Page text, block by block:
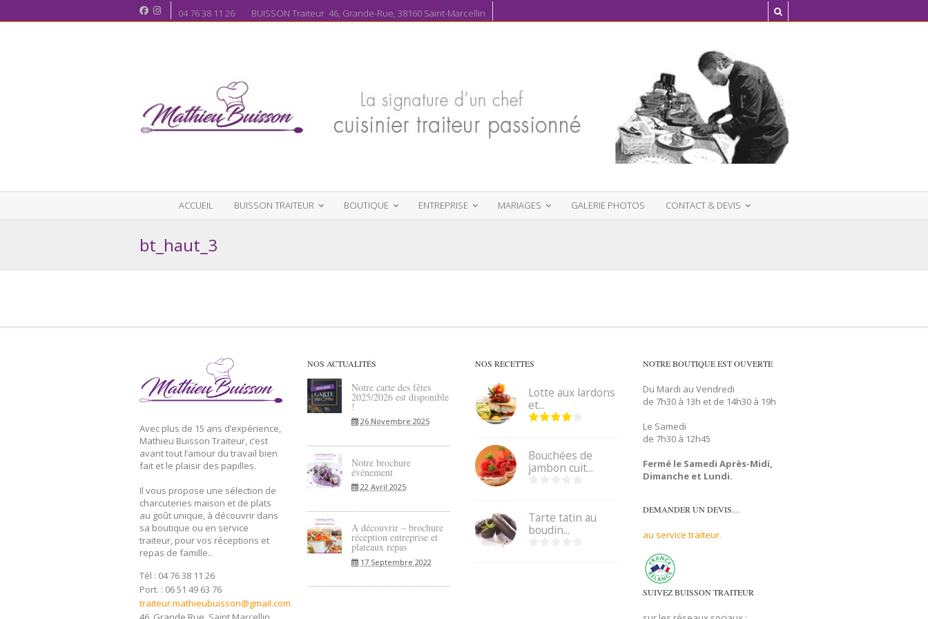
04 76 38 11 26 BUISSON Traiteur 46, Grande-Rue, 38160 Saint-Marcellin
ACCUEIL BUISSON TRAITEUR BOUTIQUE ENTREPRISE MARIAGES GALERIE PHOTOS CONTACT & DEVIS
bt_haut_3
Avec plus de 15 ans d’expérience,
Mathieu Buisson Traiteur, c’est
avant tout l’amour du travail bien
fait et le plaisir des papilles.
Il vous propose une sélection de
charcuteries maison et de plats
au goût unique, à découvrir dans
sa boutique ou en service
traiteur, pour vos réceptions et
repas de famille..
Tél : 04 76 38 11 26
Port. : 06 51 49 63 76
traiteur.mathieubuisson@gmail.com
NOS ACTUALITÉS
Notre carte des fêtes
2025/2026 est disponible
!
26 Novembre 2025
Notre brochure
événement
22 Avril 2025
A découvrir – brochure
réception entreprise et
plateaux repas
17 Septembre 2022
NOS RECETTES
Lotte aux lardons
et...
Bouchées de
jambon cuit...
Tarte tatin au
boudin...
NOTRE BOUTIQUE EST OUVERTE
Du Mardi au Vendredi
de 7h30 à 13h et de 14h30 à 19h
Le Samedi
de 7h30 à 12h45
Fermé le Samedi Après-Midi,
Dimanche et Lundi.
DEMANDER UN DEVIS…
au service traiteur.
SUIVEZ BUISSON TRAITEUR